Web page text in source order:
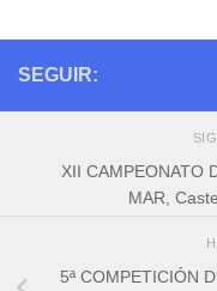
SEGUIR:
XII CAMPEONATO
MAR,
5ª COMPETICIÓN